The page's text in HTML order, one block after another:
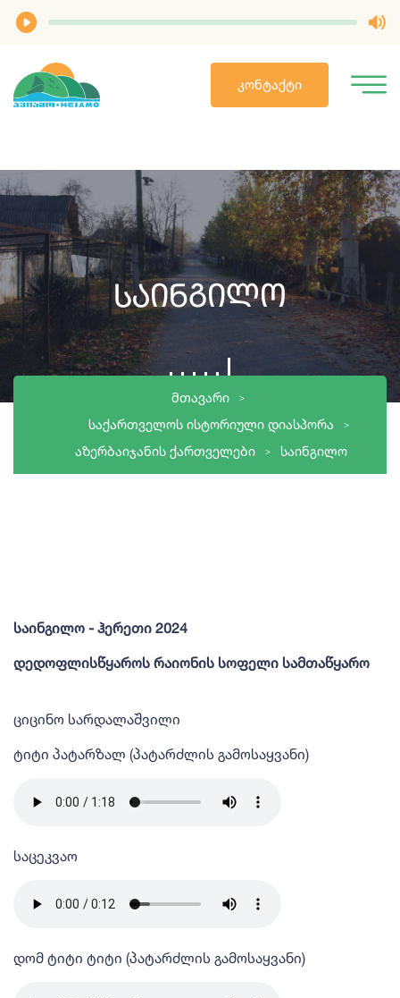
ᲙᲝᲜᲢᲐᲥᲢᲘ
Საინგილო
ᲛᲗᲐᲕᲐᲠᲘ
ᲡᲐᲥᲐᲠᲗᲕᲔᲚᲝᲡ ᲘᲡᲢᲝᲠᲘᲣᲚᲘ ᲓᲘᲐᲡᲞᲝᲠᲐ
ᲐᲖᲔᲠᲑᲐᲘᲯᲐᲜᲘᲡ ᲥᲐᲠᲗᲕᲔᲚᲔᲑᲘ
ᲡᲐᲘᲜᲒᲘᲚᲝ
საინგილო - ჰერეთი 2024
დედოფლისწყაროს რაიონის სოფელი სამთაწყარო
ციცინო სარდალაშვილი
ტიტი პატარზალ (პატარძლის გამოსაყვანი)
საცეკვაო
დომ ტიტი ტიტი (პატარძლის გამოსაყვანი)